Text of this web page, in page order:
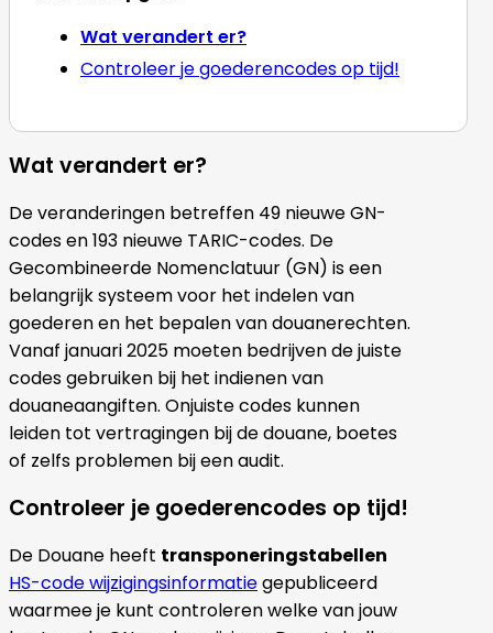
Wat verandert er?
Controleer je goederencodes op tijd!
Wat verandert er?
De veranderingen betreffen 49 nieuwe GN-
codes en 193 nieuwe TARIC-codes. De
Gecombineerde Nomenclatuur (GN) is een
belangrijk systeem voor het indelen van
goederen en het bepalen van douanerechten.
Vanaf januari 2025 moeten bedrijven de juiste
codes gebruiken bij het indienen van
douaneaangiften. Onjuiste codes kunnen
leiden tot vertragingen bij de douane, boetes
of zelfs problemen bij een audit.
Controleer je goederencodes op tijd!
De Douane heeft transponeringstabellen
HS-code wijzigingsinformatiegepubliceerd
waarmee je kunt controleren welke van jouw